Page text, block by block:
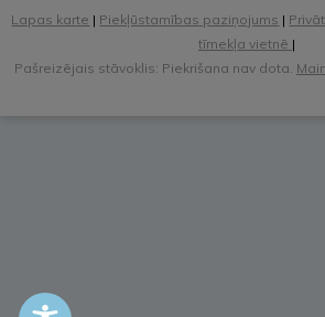
Lapas karte | Piekļūstamības paziņojums |
tīmekļa vietnē |
Pašreizējais stāvoklis: Piekrišana nav dota.